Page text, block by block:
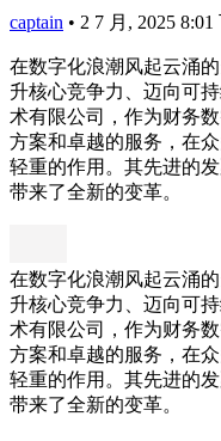
captain • 2 7 月, 2025 8:01
在数字化浪潮风起云涌
升核心竞争力、迈向可
术有限公司，作为财务
方案和卓越的服务，在
轻重的作用。其先进的
带来了全新的变革。
在数字化浪潮风起云涌
升核心竞争力、迈向可
术有限公司，作为财务
方案和卓越的服务，在
轻重的作用。其先进的
带来了全新的变革。